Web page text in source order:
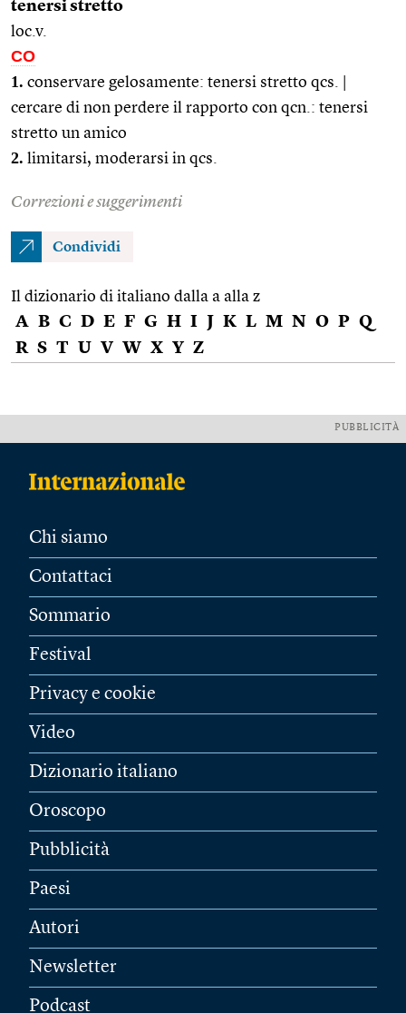
tenersi stretto
loc.v.
CO
1. conservare gelosamente: tenersi stretto qcs. |
cercare di non perdere il rapporto con qcn.: tenersi
stretto un amico
2. limitarsi, moderarsi in qcs.
Correzioni e suggerimenti
Condividi
Il dizionario di italiano dalla a alla z
A B C D E F G H I J K L M N O P Q
R S T U V W X Y Z
PUBBLICITÀ
Chi siamo
Contattaci
Sommario
Festival
Privacy e cookie
Video
Dizionario italiano
Oroscopo
Pubblicità
Paesi
Autori
Newsletter
Podcast